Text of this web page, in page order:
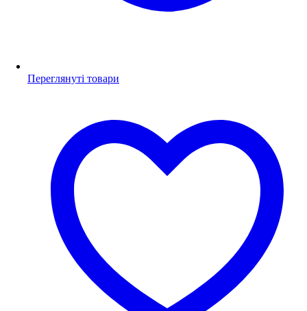
Переглянуті товари